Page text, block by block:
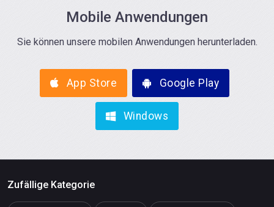
Mobile Anwendungen
Sie können unsere mobilen Anwendungen herunterladen.
App Store Google Play
Windows
Zufällige Kategorie